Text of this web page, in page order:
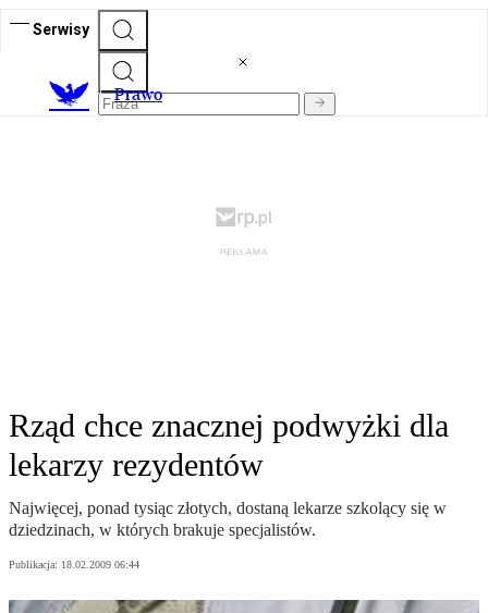
Serwisy
Prawo
Rząd chce znacznej podwyżki dla
lekarzy rezydentów
Najwięcej, ponad tysiąc złotych, dostaną lekarze szkolący się w
dziedzinach, w których brakuje specjalistów.
Publikacja: 18.02.2009 06:44